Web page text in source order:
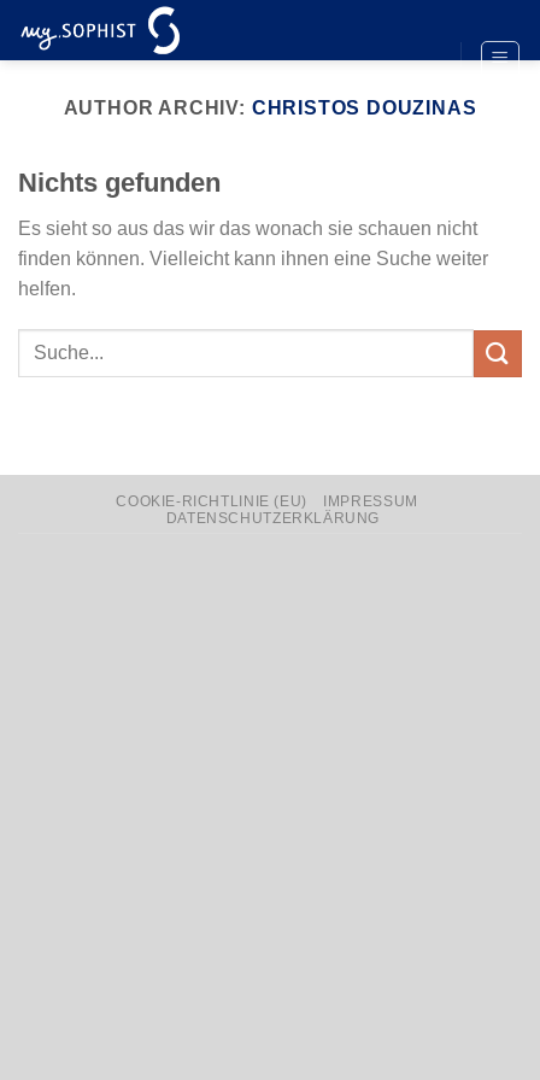
Inhalt
AUTHOR ARCHIV: CHRISTOS DOUZINAS
Nichts gefunden
Es sieht so aus das wir das wonach sie schauen nicht
finden können. Vielleicht kann ihnen eine Suche weiter
helfen.
COOKIE-RICHTLINIE (EU)
IMPRESSUM
DATENSCHUTZERKLÄRUNG